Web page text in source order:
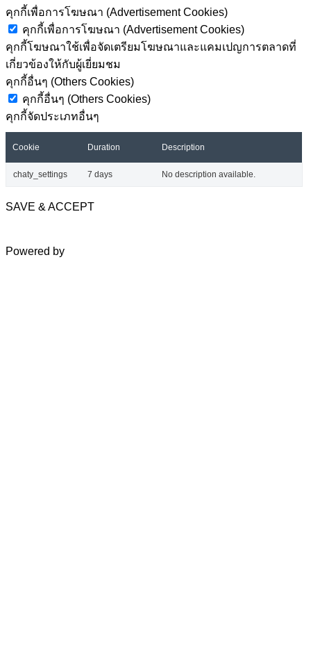
คุกกี้เพื่อการโฆษณา (Advertisement Cookies)
คุกกี้เพื่อการโฆษณา (Advertisement Cookies)
คุกกี้โฆษณาใช้เพื่อจัดเตรียมโฆษณาและแคมเปญการตลาดที่
เกี่ยวข้องให้กับผู้เยี่ยมชม
คุกกี้อื่นๆ (Others Cookies)
คุกกี้อื่นๆ (Others Cookies)
คุกกี้จัดประเภทอื่นๆ
Cookie Duration Description
chaty_settings 7 days No description available.
SAVE & ACCEPT
Powered by